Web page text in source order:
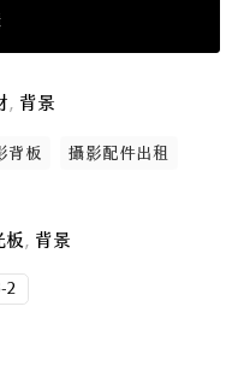
2
板 , 背景
背板 攝影配件出租
, 背景